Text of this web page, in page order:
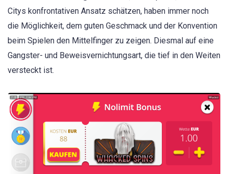
Citys konfrontativen Ansatz schätzen, haben immer noch
die Möglichkeit, dem guten Geschmack und der Konvention
beim Spielen den Mittelfinger zu zeigen. Diesmal auf eine
Gangster- und Beweisvernichtungsart, die tief in den Weiten
versteckt ist.